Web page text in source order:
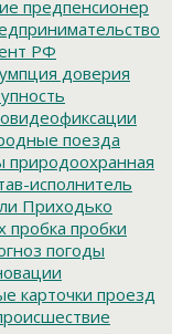
предпенсионер
РФ
доверия
поезда
природоохранная
исполнитель
Приходько
пробка пробки
погоды
карточки проезд